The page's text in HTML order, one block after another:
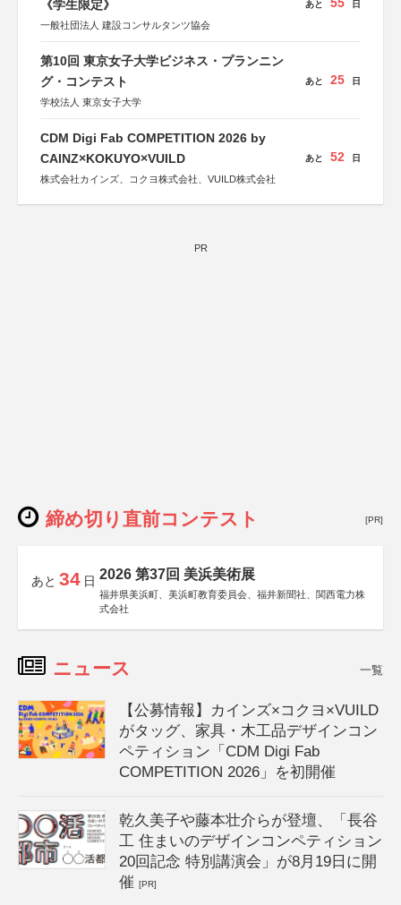
《学生限定》
一般社団法人 建設コンサルタンツ協会
あと 日
第10回 東京女子大学ビジネス・プランニン
グ・コンテスト
学校法人 東京女子大学
あと 25 日
CDM Digi Fab COMPETITION 2026 by
CAINZ×KOKUYO×VUILD
株式会社カインズ、コクヨ株式会社、VUILD株式会社
あと 52 日
PR
締め切り直前コンテスト [PR]
あと 34 日 2026 第37回 美浜美術展
福井県美浜町、美浜町教育委員会、福井新聞社、関西電力株
式会社
ニュース 一覧
【公募情報】カインズ×コクヨ×VUILD
がタッグ、家具・木工品デザインコン
ペティション「CDM Digi Fab
COMPETITION 2026」を初開催
乾久美子や藤本壮介らが登壇、「長谷
工 住まいのデザインコンペティション
20回記念 特別講演会」が8月19日に開
催[PR]